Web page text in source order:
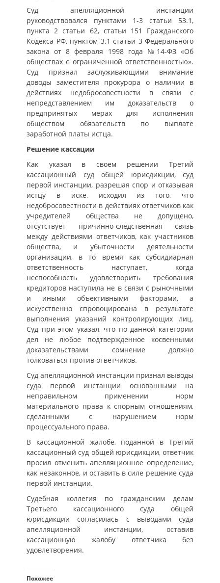
Суд апелляционной инстанции
руководствовался пунктами 1-3 статьи 53.1,
пункта 2 статьи 62, статьи 151 Гражданского
Кодекса РФ, пунктом 3.1 статьи 3 Федерального
закона от 8 февраля 1998 года №14-ФЗ «Об
обществах с ограниченной ответственностью».
Суд признал заслуживающими внимание
доводы заместителя прокурора о наличии в
действиях недобросовестности в связи с
непредставлением им доказательств о
предпринятых мерах для исполнения
обществом обязательств по выплате
заработной платы истца.
Решение кассации
Как указал в своем решении Третий
кассационный суд общей юрисдикции, суд
первой инстанции, разрешая спор и отказывая
истцу в иске, исходил из того, что
недобросовестности в действиях ответчиков как
учредителей общества не допущено,
отсутствует причинно-следственная связь
между действиями ответчиков, как участников
общества, и убыточности деятельности
организации, в то время как субсидиарная
ответственность наступает, когда
неспособность удовлетворить требования
кредиторов наступила не в связи с рыночными
и иными объективными факторами, а
искусственно спровоцирована в результате
выполнения указаний контролирующих лиц.
Суд при этом указал, что по данной категории
дел не любое подтвержденное косвенными
доказательствами сомнение должно
толковаться против ответчиков.
Суд апелляционной инстанции признал выводы
суда первой инстанции основанными на
неправильном применении норм
материального права к спорным отношениям,
сделанными с нарушением норм
процессуального права.
В кассационной жалобе, поданной в Третий
кассационный суд общей юрисдикции, ответчик
просил отменить апелляционное определение,
как незаконное, и оставить в силе решение суда
первой инстанции.
Судебная коллегия по гражданским делам
Третьего кассационного суда общей
юрисдикции согласилась с выводами суда
апелляционной инстанции, оставив
кассационную жалобу ответчика без
удовлетворения.
Похожее